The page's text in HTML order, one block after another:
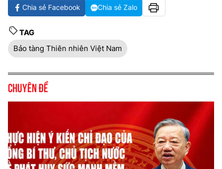
Chia sẻ Facebook Chia sẻ Zalo
TAG
Bảo tàng Thiên nhiên Việt Nam
Chuyên đề